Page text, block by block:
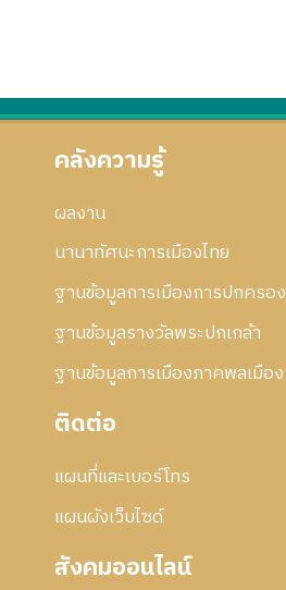
คลังความรู้
ผลงาน
นานาทัศนะการเมืองไทย
ฐานข้อมูลการเมืองการปกครอง
ฐานข้อมูลรางวัลพระปกเกล้า
ฐานข้อมูลการเมืองภาคพลเมือง
ติดต่อ
แผนที่และเบอร์โทร
แผนผังเว็บไซด์
สังคมออนไลน์